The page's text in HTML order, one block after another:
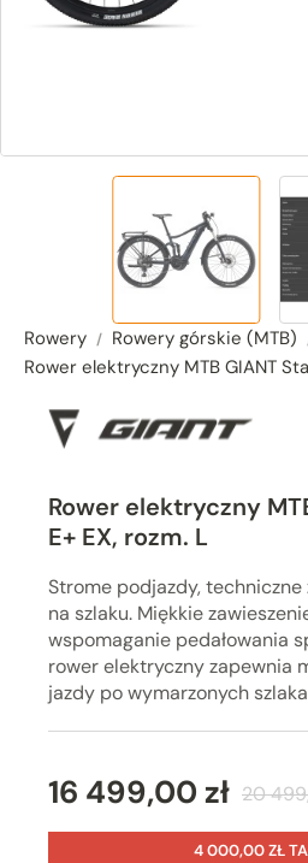
Rowery Rowery górskie (MTB)
Rower elektryczny MTB GIANT
Rower elektryczny
E+ EX, rozm. L
Strome podjazdy, techniczne
na szlaku. Miękkie
wspomaganie pedałowania
rower elektryczny zapewnia
jazdy po wymarzonych
16 499,00 zł 20
4 000,00 ZŁ